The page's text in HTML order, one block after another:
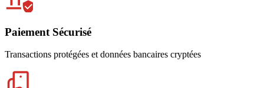
Paiement Sécurisé
Transactions protégées et données bancaires cryptées